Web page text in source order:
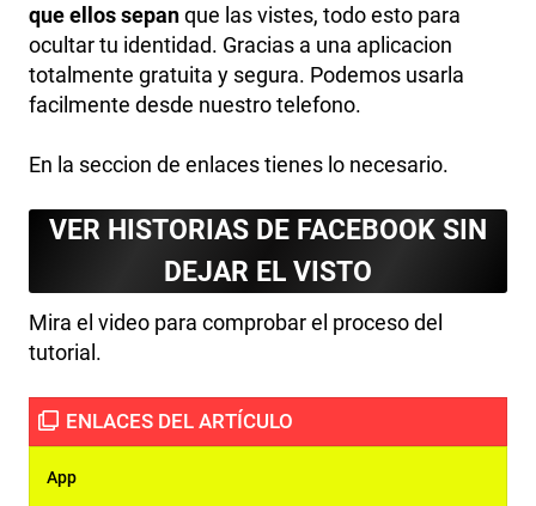
que ellos sepanque las vistes, todo esto para
ocultar tu identidad. Gracias a una aplicacion
totalmente gratuita y segura. Podemos usarla
facilmente desde nuestro telefono.
En la seccion de enlaces tienes lo necesario.
VER HISTORIAS DE FACEBOOK SIN
DEJAR EL VISTO
Mira el video para comprobar el proceso del
tutorial.
App